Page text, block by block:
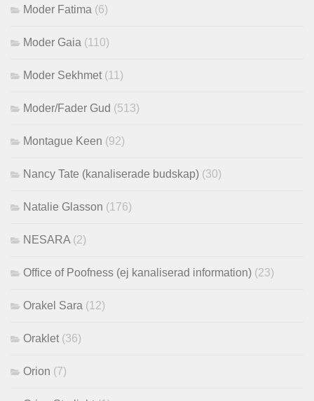
Moder Fatima (6)
Moder Gaia (110)
Moder Sekhmet (11)
Moder/Fader Gud (513)
Montague Keen (92)
Nancy Tate (kanaliserade budskap) (30)
Natalie Glasson (176)
NESARA (2)
Office of Poofness (ej kanaliserad information) (23)
Orakel Sara (12)
Oraklet (36)
Orion (7)